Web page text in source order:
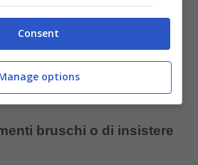
praticisu come
nuove al cane:
bruschi o di insistere
Consent
options